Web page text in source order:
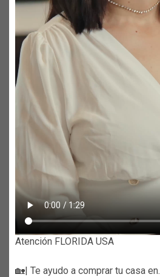
Atención FLORIDA USA
🏡| Te ayudo a comprar tu casa en.